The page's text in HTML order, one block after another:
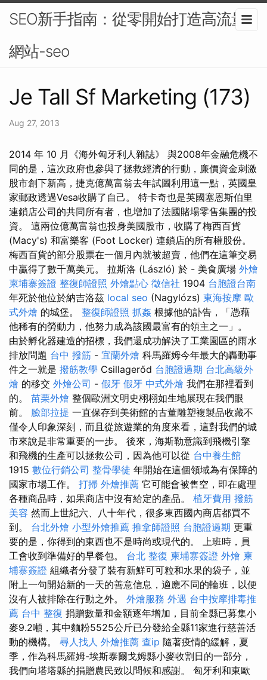
SEO新手指南：從零開始打造高流量
網站-seo
Je Tall Sf Marketing (173)
Aug 27, 2013
2014 年 10 月《海外匈牙利人雜誌》 與2008年金融危機不
同的是，這次政府也參與了拯救經濟的行動，廉價資金刺激
股市創下新高，捷克億萬富翁去年試圖利用這一點，英國皇
家郵政透過Vesa收購了自己。 特卡奇也是英國塞恩斯伯里
連鎖店公司的共同所有者，也增加了法國賭場零售集團的投
資。 這兩位億萬富翁也投身美國股市，收購了梅西百貨
(Macy's) 和富樂客 (Foot Locker) 連鎖店的所有權股份。
梅西百貨的部分股票在一個月內就被超賣，他們在這筆交易
中贏得了數千萬美元。 拉斯洛 (László) 於 - 美食廣場 外燴
柬埔寨簽證 整復師證照 外燴點心 徵信社 1904 台胞證台南
年死於他位於納吉洛茲 local seo (Nagylózs) 東海按摩 歐
式外燴 的城堡。 整復師證照 抓姦 根據他的訃告，「憑藉
他稀有的勞動力，他努力成為該國最富有的領主之一」。
由於孵化器建造的招標，我們還成功解決了工業園區的雨水
排放問題 台中 撥筋 - 宜蘭外燴 科馬羅姆今年最大的轟動事
件之一就是 撥筋教學 Csillagerőd 台胞證過期 台北高級外
燴 的移交 外燴公司 - 假牙 假牙 中式外燴 我們在那裡看到
的。 苗栗外燴 整個歐洲文明史栩栩如生地展現在我們眼
前。 臉部拉提 一直保存到美術館的古董雕塑複製品收藏不
僅令人印象深刻，而且從旅遊業的角度來看，這對我們的城
市來說是非常重要的一步。 後來，海斯勒意識到飛機引擎
和飛機的生產可以拯救公司，因為他可以從 台中養生館
1915 數位行銷公司 整骨學徒 年開始在這個領域為有保障的
國家市場工作。 打掃 外燴推薦 它可能會被售空，即在處理
各種商品時，如果商店中沒有給定的產品。 植牙費用 撥筋
美容 然而上世紀六、八十年代，很多東西國內商店都買不
到。 台北外燴 小型外燴推薦 推拿師證照 台胞證過期 更重
要的是，你得到的東西也不是時尚或現代的。 上班時，員
工會收到準備好的早餐包。 台北 整復 柬埔寨簽證 外燴 柬
埔寨簽證 組織者分發了裝有新鮮可可粒和水果的袋子，並
附上一句開始新的一天的善意信息，適應不同的輪班，以便
沒有人被排除在行動之外。 外燴服務 外遇 台中按摩排毒推
薦 台中 整復 捐贈數量和金額逐年增加，目前全縣已募集小
麥9.2噸，其中麵粉5525公斤已分發給全縣11家進行慈善活
動的機構。 尋人找人 外燴推薦 查ip 隨著疫情的緩解，夏
季，作為科馬羅姆-埃斯泰爾戈姆縣小麥收割日的一部分，
我們向塔塔縣的捐贈農民致以問候和感謝。 匈牙利和東歐